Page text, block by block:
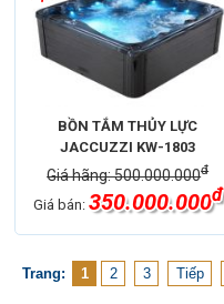
BỒN TẮM THỦY LỰC
JACCUZZI KW-1803
Giá hãng: 500.000.000đ
Giá bán: 350.000.000đ
Trang: 1 2 3 Tiếp